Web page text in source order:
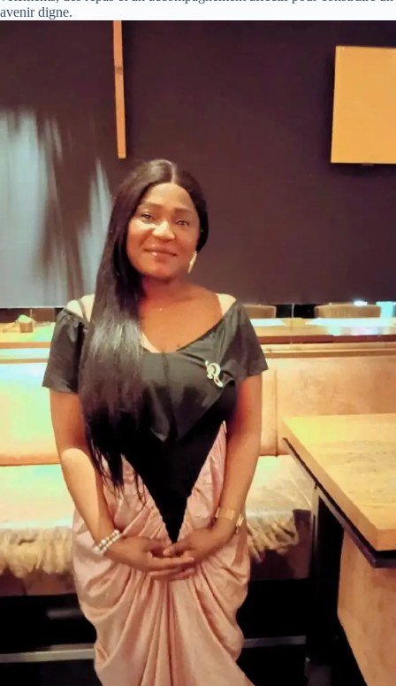
avenir digne.